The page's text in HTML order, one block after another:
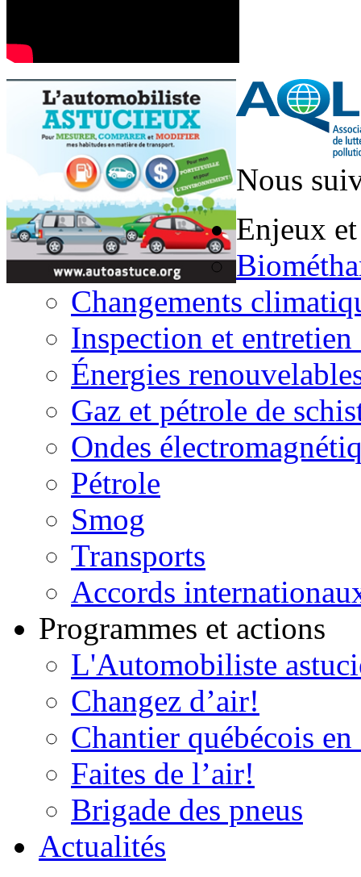
Nous
Enjeux
Changements
Inspection et entretien
Énergies
Gaz et pétrole de
Ondes
Pétrole
Smog
Transports
Accords
Programmes et actions
L'Automobiliste
Changez d’air!
Chantier québécois
Faites de l’air!
Brigade des pneus
Actualités